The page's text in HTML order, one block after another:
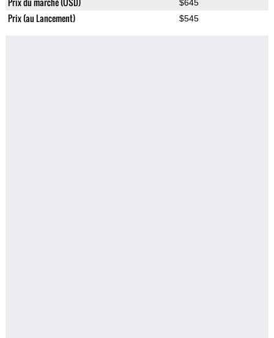
$645
Prix (au Lancement) $545